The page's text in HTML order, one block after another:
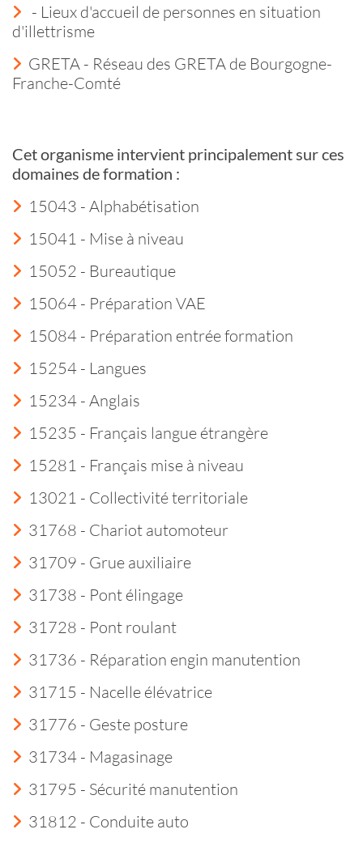
- Lieux d'accueil de personnes en situation
d'illettrisme
GRETA - Réseau des GRETA de Bourgogne-
Franche-Comté
Cet organisme intervient principalement sur ces
domaines de formation :
15043 - Alphabétisation
15041 - Mise à niveau
15052 - Bureautique
15064 - Préparation VAE
15084 - Préparation entrée formation
15254 - Langues
15234 - Anglais
15235 - Français langue étrangère
15281 - Français mise à niveau
13021 - Collectivité territoriale
31768 - Chariot automoteur
31709 - Grue auxiliaire
31738 - Pont élingage
31728 - Pont roulant
31736 - Réparation engin manutention
31715 - Nacelle élévatrice
31776 - Geste posture
31734 - Magasinage
31795 - Sécurité manutention
31812 - Conduite auto